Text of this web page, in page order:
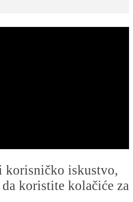
korisničko iskustvo,
koristite kolačiće za